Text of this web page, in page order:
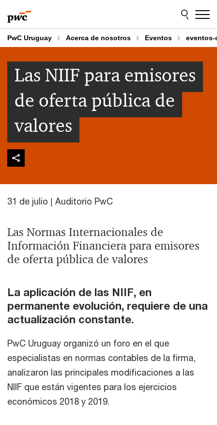
to
content
to
footer
PwC Uruguay Acerca de nosotros Eventos
Las NIIF para emisores
de oferta pública de
valores
31 de julio | Auditorio PwC
Las Normas Internacionales de
Información Financiera para emisores
de oferta pública de valores
La aplicación de las NIIF, en
permanente evolución, requiere de una
actualización constante.
PwC Uruguay organizó un foro en el que
especialistas en normas contables de la firma,
analizaron las principales modificaciones a las
NIIF que están vigentes para los ejercicios
económicos 2018 y 2019.